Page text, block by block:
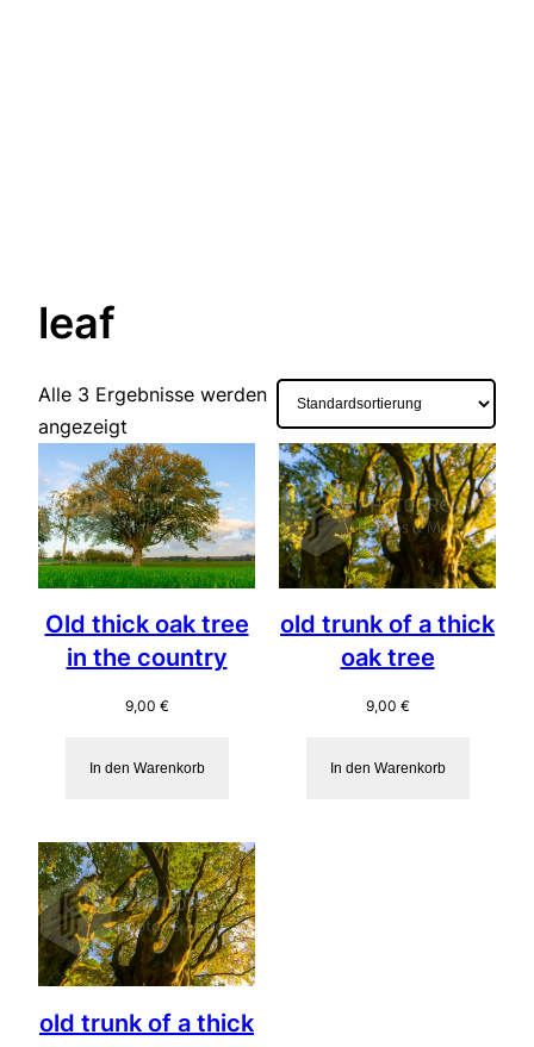
leaf
Alle 3 Ergebnisse werden
angezeigt
Old thick oak tree
in the country
9,00 €
In den Warenkorb
old trunk of a thick
oak tree
9,00 €
In den Warenkorb
old trunk of a thick